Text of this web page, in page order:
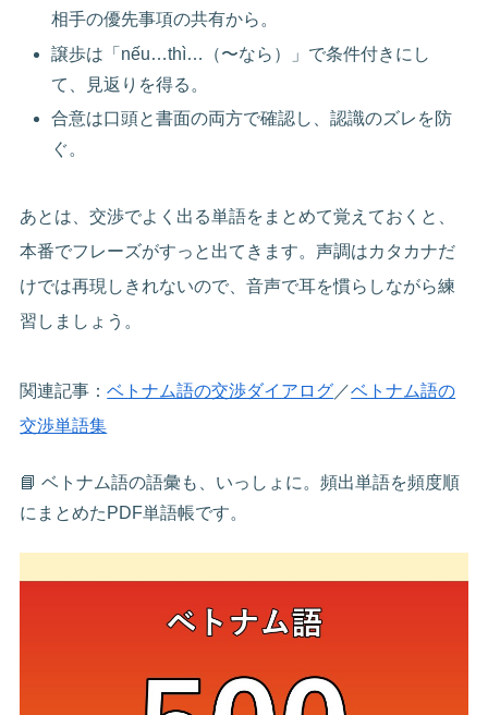
相手の優先事項の共有から。
譲歩は「nếu…thì…（〜なら）」で条件付きにし
て、見返りを得る。
合意は口頭と書面の両方で確認し、認識のズレを防
ぐ。
あとは、交渉でよく出る単語をまとめて覚えておくと、
本番でフレーズがすっと出てきます。声調はカタカナだ
けでは再現しきれないので、音声で耳を慣らしながら練
習しましょう。
関連記事：ベトナム語の交渉ダイアログ ／ベトナム語の
交渉単語集
📘 ベトナム語の語彙も、いっしょに。頻出単語を頻度順
にまとめたPDF単語帳です。